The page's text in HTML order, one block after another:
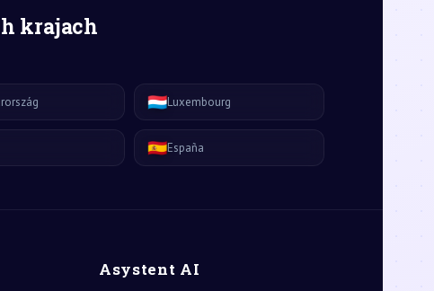
krajach
🇱🇺Luxembourg
🇪🇸España
Asystent AI